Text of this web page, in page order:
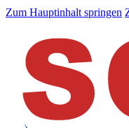
Zum Hauptinhalt springen